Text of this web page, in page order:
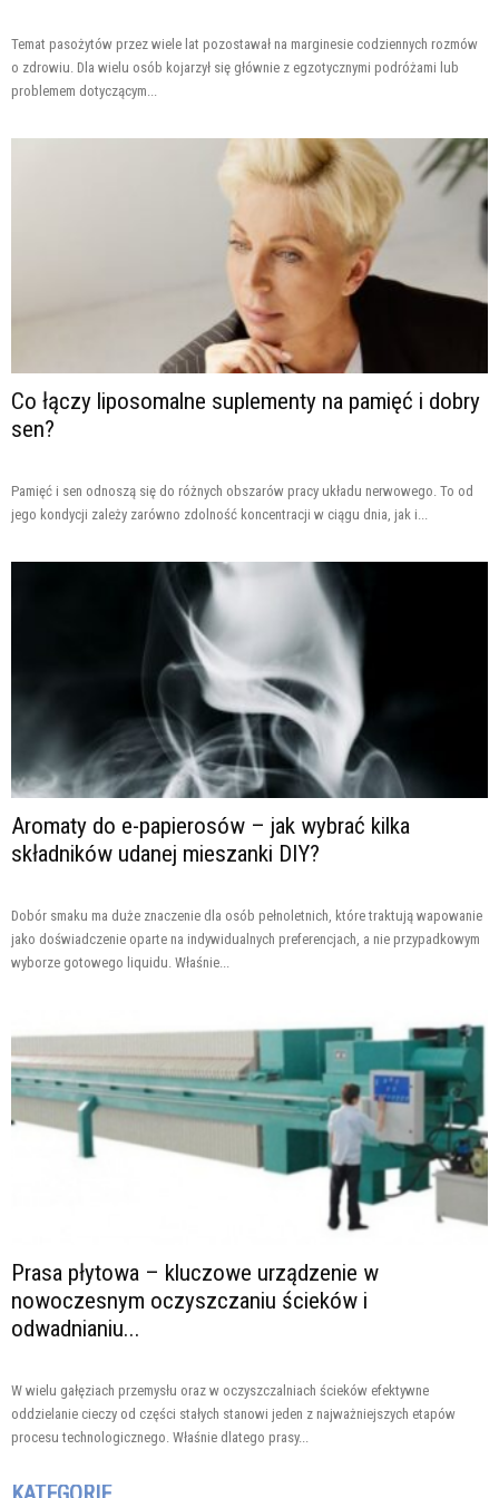
Temat pasożytów przez wiele lat pozostawał na marginesie codziennych rozmów
o zdrowiu. Dla wielu osób kojarzył się głównie z egzotycznymi podróżami lub
problemem dotyczącym...
Co łączy liposomalne suplementy na pamięć i dobry
sen?
Pamięć i sen odnoszą się do różnych obszarów pracy układu nerwowego. To od
jego kondycji zależy zarówno zdolność koncentracji w ciągu dnia, jak i...
Aromaty do e-papierosów – jak wybrać kilka
składników udanej mieszanki DIY?
Dobór smaku ma duże znaczenie dla osób pełnoletnich, które traktują wapowanie
jako doświadczenie oparte na indywidualnych preferencjach, a nie przypadkowym
wyborze gotowego liquidu. Właśnie...
Prasa płytowa – kluczowe urządzenie w
nowoczesnym oczyszczaniu ścieków i
odwadnianiu...
W wielu gałęziach przemysłu oraz w oczyszczalniach ścieków efektywne
oddzielanie cieczy od części stałych stanowi jeden z najważniejszych etapów
procesu technologicznego. Właśnie dlatego prasy...